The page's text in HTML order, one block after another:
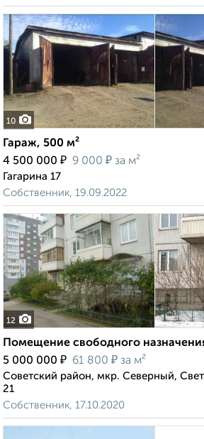
10
Гараж, 500 м²
4 500 000 ₽ 9 000 ₽ за м²
Гагарина 17
Собственник, 19.09.2022
12
Помещение свободного
5 000 000 ₽ 61 800 ₽ за м²
Советский район, мкр. Северный,
21
Собственник, 17.10.2020